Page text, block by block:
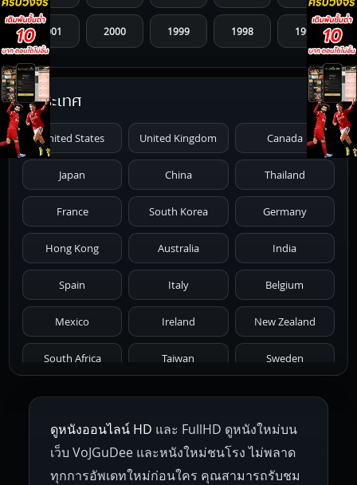
2001 2000 1999 1998 1997
1996 1995 1994 1993 1992
1991 1987
1986 1985 1984 1983 1982
1981 1980 1979 1978 1977
1976 1975 1974 1973 1972
1971 1970 1969 1968 1967
1966 1965 1964 1963 1962
1959 1955
1945 1942 1941 1940 1939
1937 1930
ประเทศ
United States United Kingdom Canada
Japan China Thailand
France South Korea Germany
Hong Kong Australia India
Spain Italy Belgium
Mexico Ireland New Zealand
South Africa Taiwan Sweden
Netherlands Russia Poland
Hungary Denmark Bulgaria
Czech Republic Brazil Turkey
ดูหนังออนไลน์ HD และ FullHD ดูหนังใหม่บน
เว็บ VoJGuDee และหนังใหม่ชนโรง ไม่พลาด
ทุกการอัพเดทใหม่ก่อนใคร คุณสามารถรับชม